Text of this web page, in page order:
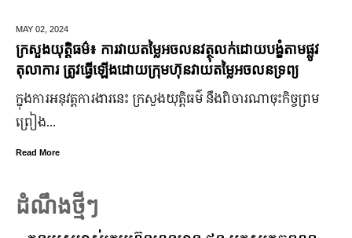
៖ ការវាយតម្លៃអចលនវត្ថុលក់ដោយបង្ខំតាមផ្លូវ
ធ្វើឡើងដោយក្រុមហ៊ុនវាយតម្លៃអចលនទ្រព្យ
តការងារនេះ ក្រសួងយុត្តិធម៌ នឹងពិចារណាចុះកិច្ចព្រម
មកមើលទិដ្ឋ
ព័ន្ធមុនីរ័ត្ន
ក្រោយ​ភ្ជាប់​ព
ដំណឹងថ្មីៗ